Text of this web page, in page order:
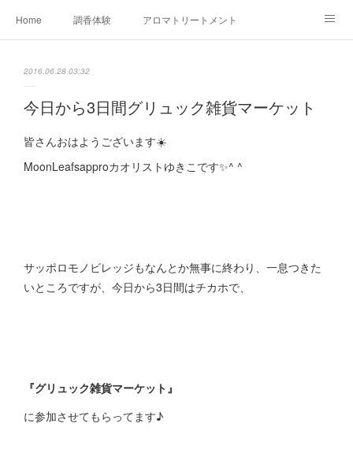
Home 調香体験 アロマトリートメントMenu
Ameblo
2016.06.28 03:32
今日から3日間グリュック雑貨マーケット
皆さんおはようございます☀️
MoonLeafsapproカオリストゆきこです✨^ ^
サッポロモノビレッジもなんとか無事に終わり、一息つきた
いところですが、今日から3日間はチカホで、
『グリュック雑貨マーケット』
に参加させてもらってます♪